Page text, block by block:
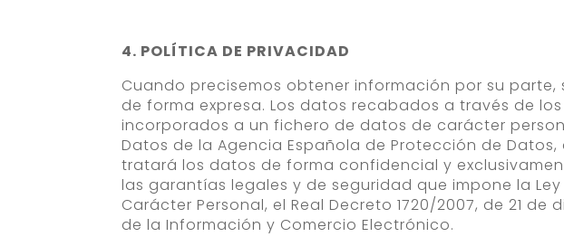
4. POLÍTICA DE PRIVACIDAD
Cuando precisemos obtener información por su
de forma expresa. Los datos recabados a través de
incorporados a un fichero de datos de carácter
Datos de la Agencia Española de Protección de Datos,
tratará los datos de forma confidencial y
las garantías legales y de seguridad que impone la
Carácter Personal, el Real Decreto 1720/2007, de 21
de la Información y Comercio Electrónico.